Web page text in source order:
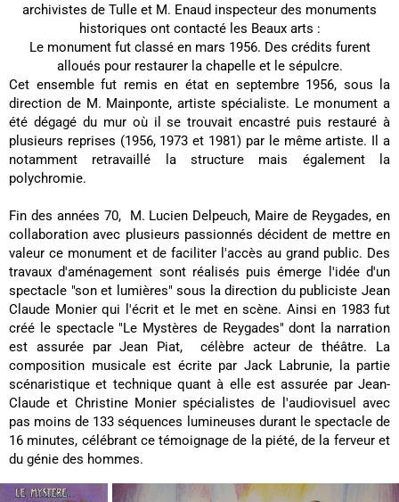
archivistes de Tulle et M. Enaud inspecteur des monuments
historiques ont contacté les Beaux arts :
Le monument fut classé en mars 1956. Des crédits furent
alloués pour restaurer la chapelle et le sépulcre.
Cet ensemble fut remis en état en septembre 1956, sous la
direction de M. Mainponte, artiste spécialiste. Le monument a
été dégagé du mur où il se trouvait encastré puis restauré à
plusieurs reprises (1956, 1973 et 1981) par le même artiste. Il a
notamment retravaillé la structure mais également la
polychromie.
Fin des années 70, M. Lucien Delpeuch, Maire de Reygades, en
collaboration avec plusieurs passionnés décident de mettre en
valeur ce monument et de faciliter l'accès au grand public. Des
travaux d'aménagement sont réalisés puis émerge l'idée d'un
spectacle "son et lumières" sous la direction du publiciste Jean
Claude Monier qui l'écrit et le met en scène. Ainsi en 1983 fut
créé le spectacle "Le Mystères de Reygades" dont la narration
est assurée par Jean Piat, célèbre acteur de théâtre. La
composition musicale est écrite par Jack Labrunie, la partie
scénaristique et technique quant à elle est assurée par Jean-
Claude et Christine Monier spécialistes de l'audiovisuel avec
pas moins de 133 séquences lumineuses durant le spectacle de
16 minutes, célébrant ce témoignage de la piété, de la ferveur et
du génie des hommes.